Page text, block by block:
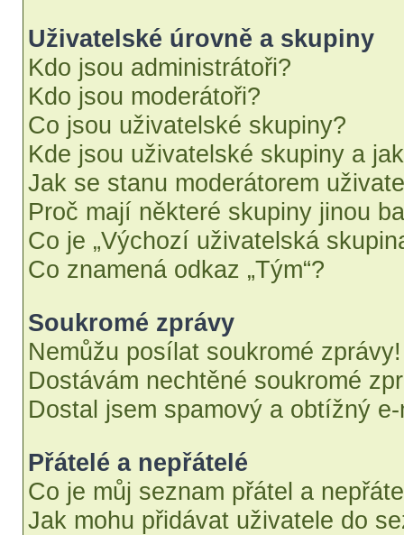
Uživatelské úrovně a skupiny
Kdo jsou administrátoři?
Kdo jsou moderátoři?
Co jsou uživatelské skupiny?
Kde jsou uživatelské skupiny a
Jak se stanu moderátorem
Proč mají některé skupiny jinou
Co je „Výchozí uživatelská
Co znamená odkaz „Tým“?
Soukromé zprávy
Nemůžu posílat soukromé zprávy!
Dostávám nechtěné soukromé
Dostal jsem spamový a obtížný
Přátelé a nepřátelé
Co je můj seznam přátel a
Jak mohu přidávat uživatele do